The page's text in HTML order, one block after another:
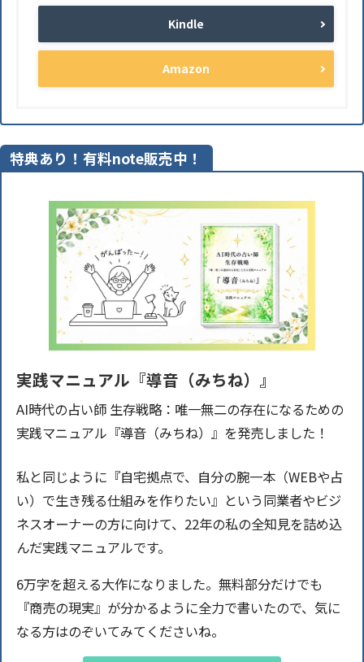
Kindle
Amazon
特典あり！有料note販売中！
実践マニュアル『導音（みちね）』
AI時代の占い師 生存戦略：唯一無二の存在になるための
実践マニュアル『導音（みちね）』を発売しました！
私と同じように『自宅拠点で、自分の腕一本（WEBや占
い）で生き残る仕組みを作りたい』という同業者やビジ
ネスオーナーの方に向けて、22年の私の全知見を詰め込
んだ実践マニュアルです。
6万字を超える大作になりました。無料部分だけでも
『商売の現実』が分かるように全力で書いたので、気に
なる方はのぞいてみてくださいね。